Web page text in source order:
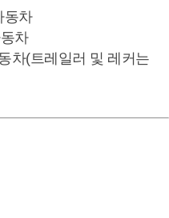
동차
차
차(트레일러 및 레커는